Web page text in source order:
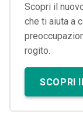
Scopri il
che ti aiuta a
rogito.
SCOPRI